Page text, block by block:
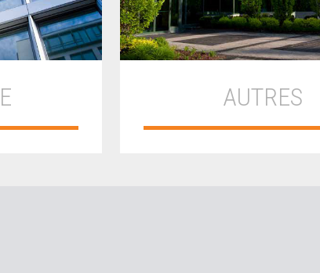
AUTRES